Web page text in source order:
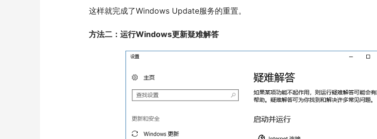
  	这样就完成了Windows Update服务的重置。
方法二：运行Windows更新疑难解答